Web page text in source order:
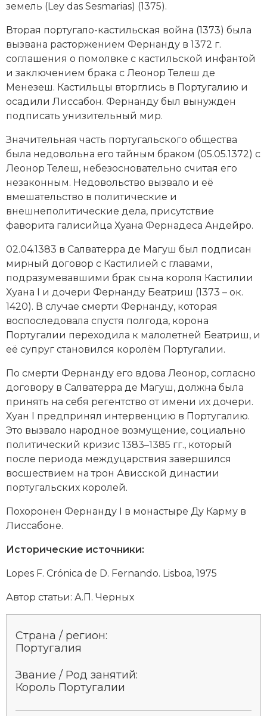
Россия
Северная Америка
Социально-экономическая история
Специальные исторические дисциплины
СССР
земель (Ley das Sesmarias) (1375).
Вторая португало-кастильская война (1373) была
вызвана расторжением Фернанду в 1372 г.
соглашения о помолвке с кастильской инфантой
и заключением брака с Леонор Телеш де
Менезеш. Кастильцы вторглись в Португалию и
осадили Лиссабон. Фернанду был вынужден
подписать унизительный мир.
Значительная часть португальского общества
была недовольна его тайным браком (05.05.1372) с
Леонор Телеш, небезосновательно считая его
незаконным. Недовольство вызвало и её
вмешательство в политические и
внешнеполитические дела, присутствие
фаворита галисийца Хуана Фернадеса Андейро.
02.04.1383 в Салватерра де Магуш был подписан
мирный договор с Кастилией с главами,
подразумевавшими брак сына короля Кастилии
Хуана I и дочери Фернанду Беатриш (1373 – ок.
1420). В случае смерти Фернанду, которая
воспоследовала спустя полгода, корона
Португалии переходила к малолетней Беатриш, и
её супруг становился королём Португалии.
По смерти Фернанду его вдова Леонор, согласно
договору в Салватерра де Магуш, должна была
принять на себя регентство от имени их дочери.
Хуан I предпринял интервенцию в Португалию.
Это вызвало народное возмущение, социально
политический кризис 1383–1385 гг., который
после периода междуцарствия завершился
восшествием на трон Ависской династии
португальских королей.
Похоронен Фернанду I в монастыре Ду Карму в
Лиссабоне.
Исторические источники:
Lopes F. Crónica de D. Fernando. Lisboa, 1975
Автор статьи: А.П. Черных
Страна / регион:
Португалия
Звание / Род занятий:
Король Португалии